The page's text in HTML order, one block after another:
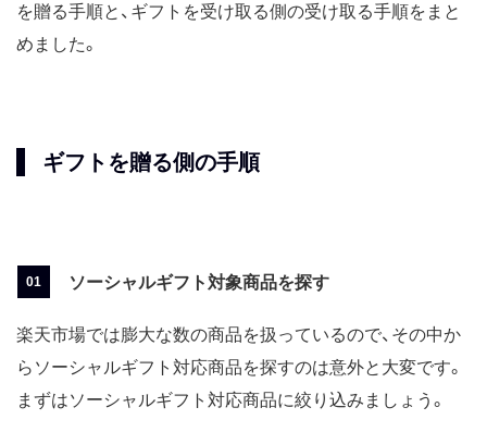
を贈る手順と、ギフトを受け取る側の受け取る手順をまと
めました。
ギフトを贈る側の手順
ソーシャルギフト対象商品を探す
楽天市場では膨大な数の商品を扱っているので、その中か
らソーシャルギフト対応商品を探すのは意外と大変です。
まずはソーシャルギフト対応商品に絞り込みましょう。